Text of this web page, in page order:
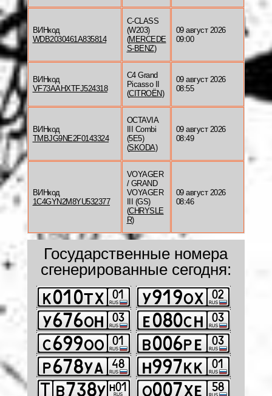
ВИНкод
WDB2030461A835814
C-CLASS
(W203)
(MERCEDE
S-BENZ)
09 август 2026
09:00
ВИНкод
VF73AAHXTFJ524318
C4 Grand
Picasso II
(CITROËN)
09 август 2026
08:55
ВИНкод
TMBJG9NE2F0143324
OCTAVIA
III Combi
(5E5)
(SKODA)
09 август 2026
08:49
ВИНкод
1C4GYN2M8YU532377
VOYAGER
/ GRAND
VOYAGER
III (GS)
(CHRYSLE
R)
09 август 2026
08:46
Государственные номера
сгенерированные сегодня: